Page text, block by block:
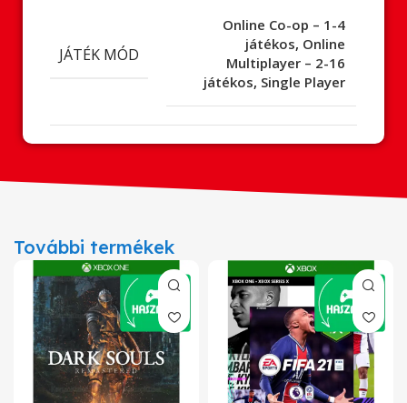
JÁTÉK MÓD
Online Co-op – 1-4
játékos, Online
Multiplayer – 2-16
játékos, Single Player
További termékek